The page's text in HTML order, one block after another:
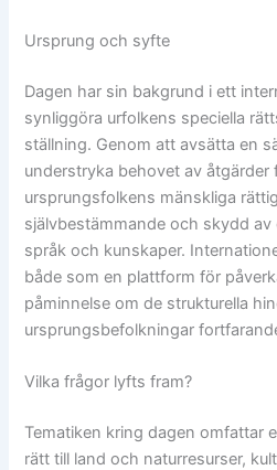
Ursprung och syfte
Dagen har sin bakgrund i ett
synliggöra urfolkens speciella
ställning. Genom att avsätta en
understryka behovet av åtgärder
ursprungsfolkens mänskliga
självbestämmande och skydd av
språk och kunskaper.
både som en plattform för
påminnelse om de strukturella
ursprungsbefolkningar
Vilka frågor lyfts fram?
Tematiken kring dagen omfattar
rätt till land och naturresurser,